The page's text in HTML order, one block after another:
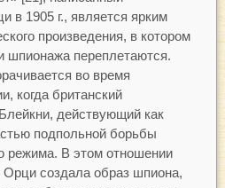
в 1905 г., является ярким
произведения, в котором
шпионажа переплетаются.
во время
когда британский
действующий как
подпольной борьбы
режима. В этом отношении
создала образ шпиона,